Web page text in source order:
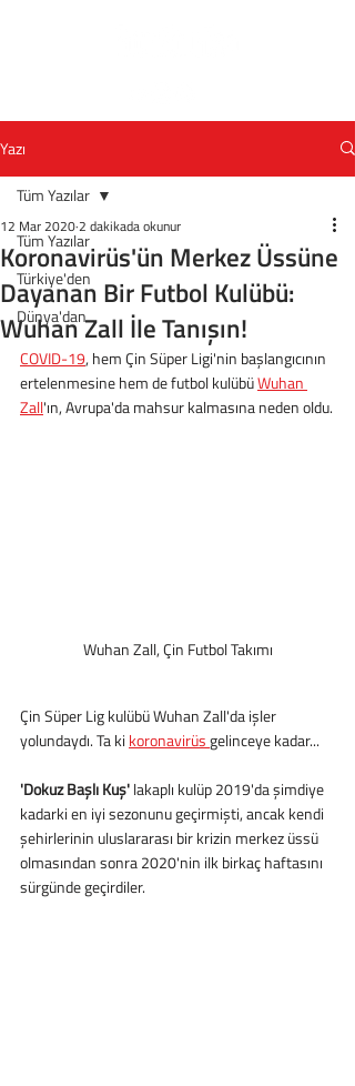
Yazı
Tüm Yazılar
Türkiye'den
Dünya'dan
Tüm Yazılar
Koronavirüs'ün Merkez Üssüne
Dayanan Bir Futbol Kulübü:
Wuhan Zall İle Tanışın!
12 Mar 20202 dakikada okunur
COVID-19, hem Çin Süper Ligi'nin başlangıcının
ertelenmesine hem de futbol kulübü Wuhan
Zall'ın, Avrupa'da mahsur kalmasına neden oldu.
Wuhan Zall, Çin Futbol Takımı
Çin Süper Lig kulübü Wuhan Zall'da işler
yolundaydı. Ta ki koronavirüs gelinceye kadar...
'Dokuz Başlı Kuş' lakaplı kulüp 2019'da şimdiye
kadarki en iyi sezonunu geçirmişti, ancak kendi
şehirlerinin uluslararası bir krizin merkez üssü
olmasından sonra 2020'nin ilk birkaç haftasını
sürgünde geçirdiler.